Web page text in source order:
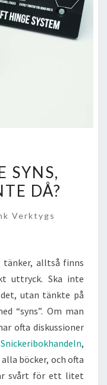
SYNS,
DÅ?
Verktygs
tänker, alltså finns
uttryck. Ska inte
utan tänkte på
“syns”. Om man
ofta diskussioner
Snickeribokhandeln,
böcker, och ofta
svårt för ett litet